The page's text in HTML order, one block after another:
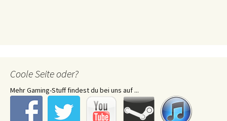
Coole Seite oder?
Mehr Gaming-Stuff findest du bei uns auf ...